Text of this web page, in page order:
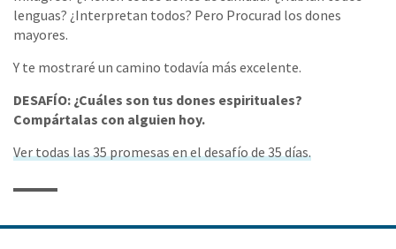
lenguas? ¿Interpretan todos? Pero Procurad los dones
mayores.
Y te mostraré un camino todavía más excelente.
DESAFÍO: ¿Cuáles son tus dones espirituales?
Compártalas con alguien hoy.
Ver todas las 35 promesas en el desafío de 35 días.